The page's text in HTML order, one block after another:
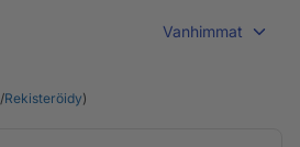
Vanhimmat
/Rekisteröidy)